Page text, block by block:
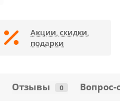
Акции, скидки,
подарки
Отзывы 0 Вопрос-